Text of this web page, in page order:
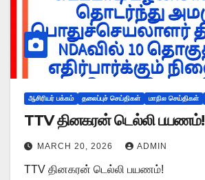
ஆசிரியர் பக்கம் தலைப்புச் செய்திகள் மாநில செய்திகள்
TTV தினகரன் டெல்லி பயணம்!
MARCH 20, 2026 ADMIN
TTV தினகரன் டெல்லி பயணம்!